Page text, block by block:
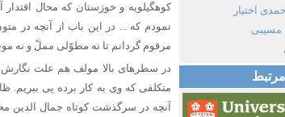
اختیار
مسیبی
مرتبط
کوه‏گیلویه و خوزستان که محال
نمودم که ... در این باب از آنچه در
مرقوم گردانم تا نه مطوّلى مملّ و نه
در سطرهای بالا مولف هم علت نگارش
متکلفی که وی به کار برده پی ببریم.
آنچه در سرگذشت کوتاه جمال الدین